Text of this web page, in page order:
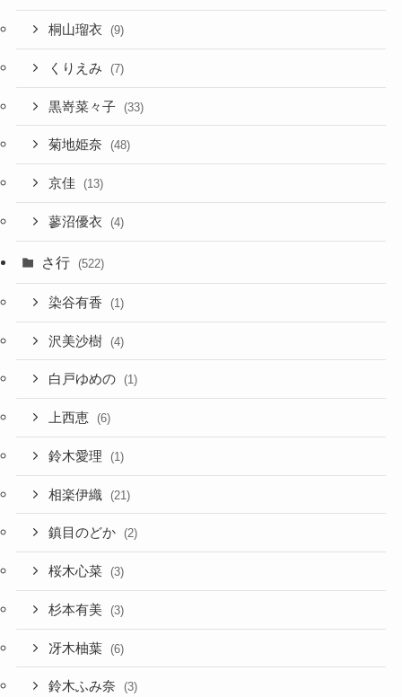
桐山瑠衣 (9)
くりえみ (7)
黒嵜菜々子 (33)
菊地姫奈 (48)
京佳 (13)
蓼沼優衣 (4)
さ行 (522)
染谷有香 (1)
沢美沙樹 (4)
白戸ゆめの (1)
上西恵 (6)
鈴木愛理 (1)
相楽伊織 (21)
鎮目のどか (2)
桜木心菜 (3)
杉本有美 (3)
冴木柚葉 (6)
鈴木ふみ奈 (3)